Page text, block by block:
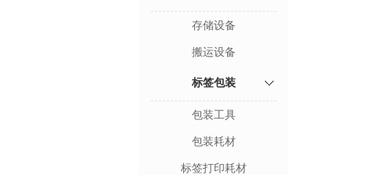
存储设备
搬运设备
标签包装
包装工具
包装耗材
标签打印耗材